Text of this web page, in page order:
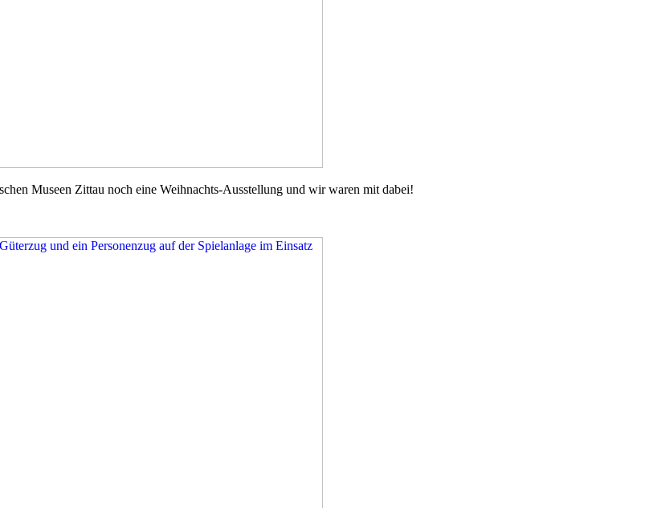
Museen Zittau noch eine Weihnachts-Ausstellung und wir waren mit dabei!